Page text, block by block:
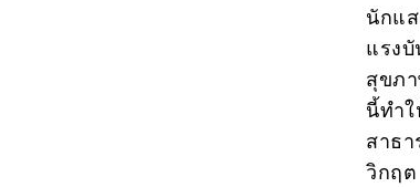
นักแ
แรง
สุขภ
นี้ทำ
สาธ
วิกฤต